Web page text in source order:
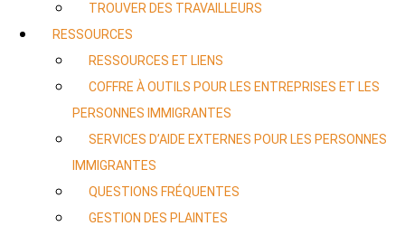
TROUVER DES TRAVAILLEURS
RESSOURCES
RESSOURCES ET LIENS
COFFRE À OUTILS POUR LES ENTREPRISES ET LES
PERSONNES IMMIGRANTES
SERVICES D’AIDE EXTERNES POUR LES PERSONNES
IMMIGRANTES
QUESTIONS FRÉQUENTES
GESTION DES PLAINTES